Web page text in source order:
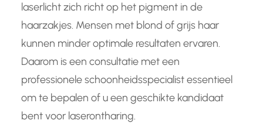
laserlicht zich richt op het pigment in de
haarzakjes. Mensen met blond of grijs haar
kunnen minder optimale resultaten ervaren.
Daarom is een consultatie met een
professionele schoonheidsspecialist essentieel
om te bepalen of u een geschikte kandidaat
bent voor laserontharing.